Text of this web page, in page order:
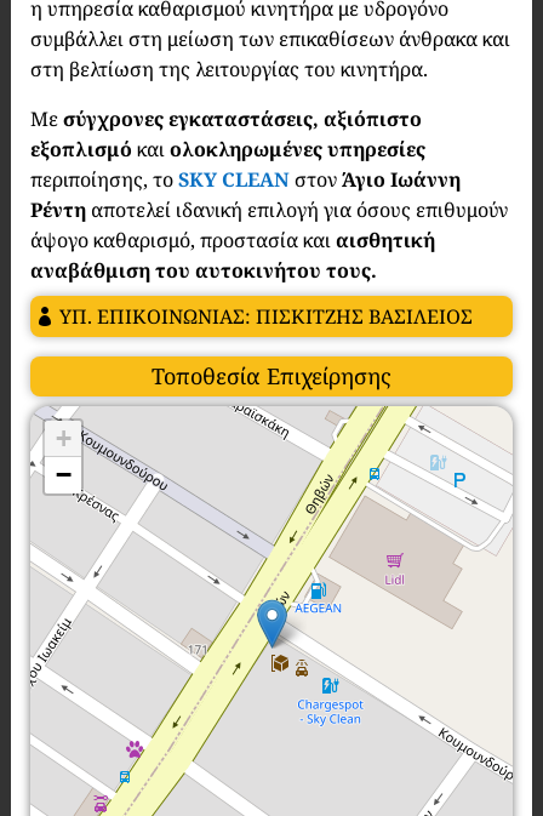
η υπηρεσία καθαρισμού κινητήρα με υδρογόνο
συμβάλλει στη μείωση των επικαθίσεων άνθρακα και
στη βελτίωση της λειτουργίας του κινητήρα.
Μεσύγχρονες εγκαταστάσεις, αξιόπιστο
εξοπλισμό καιολοκληρωμένες υπηρεσίες
περιποίησης, τοSKY CLEANστονΆγιο Ιωάννη
Ρέντηαποτελεί ιδανική επιλογή για όσους επιθυμούν
άψογο καθαρισμό, προστασία καιαισθητική
αναβάθμιση του αυτοκινήτου τους.
ΥΠ. ΕΠΙΚΟΙΝΩΝΙΑΣ: ΠΙΣΚΙΤΖΗΣ ΒΑΣΙΛΕΙΟΣ
Τοποθεσία Επιχείρησης
+
−